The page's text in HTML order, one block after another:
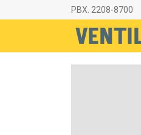
PBX. 2208-8700